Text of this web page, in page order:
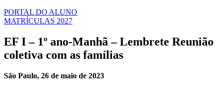
PORTAL DO ALUNO
MATRÍCULAS 2027
EF I – 1º ano-Manhã – Lembrete Reunião
coletiva com as famílias
São Paulo, 26 de maio de 2023